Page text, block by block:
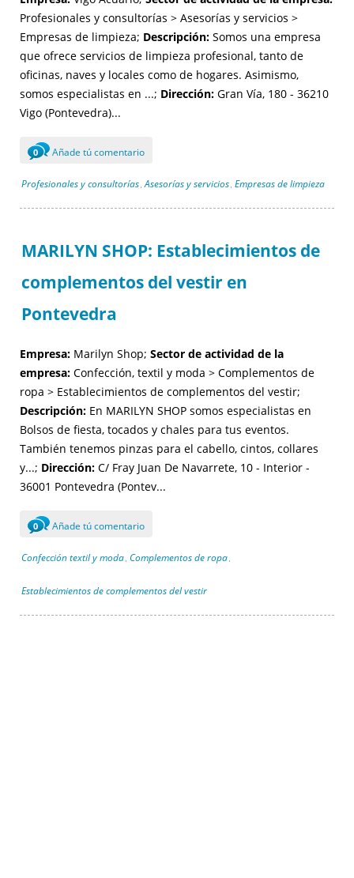
Profesionales y consultorías > Asesorías y servicios >
Empresas de limpieza; Descripción: Somos una empresa
que ofrece servicios de limpieza profesional, tanto de
oficinas, naves y locales como de hogares. Asimismo,
somos especialistas en ...; Dirección: Gran Vía, 180 - 36210
Vigo (Pontevedra)...
0 Añade tú comentario
Profesionales y consultorías , Asesorías y servicios , Empresas de limpieza
MARILYN SHOP: Establecimientos de
complementos del vestir en
Pontevedra
Empresa: Marilyn Shop; Sector de actividad de la
empresa: Confección, textil y moda > Complementos de
ropa > Establecimientos de complementos del vestir;
Descripción: En MARILYN SHOP somos especialistas en
Bolsos de fiesta, tocados y chales para tus eventos.
También tenemos pinzas para el cabello, cintos, collares
y...; Dirección: C/ Fray Juan De Navarrete, 10 - Interior -
36001 Pontevedra (Pontev...
0 Añade tú comentario
Confección textil y moda , Complementos de ropa ,
Establecimientos de complementos del vestir